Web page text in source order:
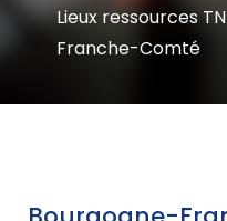
Lieux ressources
Franche-Comté